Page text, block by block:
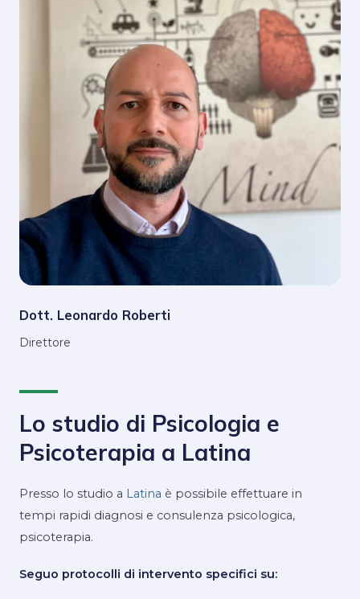
Dott. Leonardo Roberti
Direttore
Lo studio di Psicologia e
Psicoterapia a Latina
Presso lo studio a Latina è possibile effettuare in
tempi rapidi diagnosi e consulenza psicologica,
psicoterapia.
Seguo protocolli di intervento specifici su: